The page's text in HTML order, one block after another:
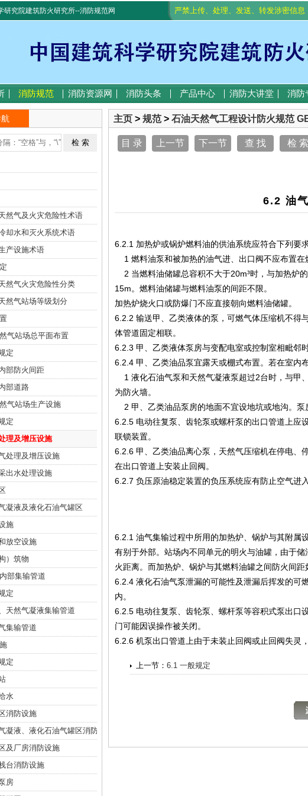
研究院建筑防火研究所--消防规范网 严禁上传、处理、发送、转发涉密信息
消防规范 消防资源网 消防头条 产品中心 消防大讲堂 消防
主页 > 规范 > 石油天然气工程设计防火规范
目 录 上一节 下一节 查 找 检 索
6.2 油
6.2.1 加热炉或锅炉燃料油的供油系统应符合下列要求
1 燃料油泵和被加热的油气进、出口阀不应布置在
2 当燃料油储罐总容积不大于20m³时，与加热炉
15m。燃料油储罐与燃料油泵的间距不限。
加热炉烧火口或防爆门不应直接朝向燃料油储罐。
6.2.2 输送甲、乙类液体的泵，可燃气体压缩机不得
体管道固定相联。
6.2.3 甲、乙类液体泵房与变配电室或控制室相毗邻
6.2.4 甲、乙类油品泵宜露天或棚式布置。若在室内
1 液化石油气泵和天然气凝液泵超过2台时，与甲
为防火墙。
2 甲、乙类油品泵房的地面不宜设地坑或地沟。泵
6.2.5 电动往复泵、齿轮泵或螺杆泵的出口管道上应
联锁装置。
6.2.6 甲、乙类油品离心泵，天然气压缩机在停电、
在出口管道上安装止回阀。
6.2.7 负压原油稳定装置的负压系统应有防止空气进
6.2.1 油气集输过程中所用的加热炉、锅炉与其附属
有别于外部。站场内不同单元的明火与油罐，由于
火距离。而加热炉、锅炉与其燃料油罐之间防火间
6.2.4 液化石油气泵泄漏的可能性及泄漏后挥发的可
内。
6.2.5 电动往复泵、齿轮泵、螺杆泵等容积式泵出口
门可能因误操作被关闭。
6.2.6 机泵出口管道上由于未装止回阀或止回阀失灵
上一节： 6.1 一般规定
然气及火灾危险性术语
却水和灭火系统术语
产设施术语
然气火灾危险性分类
然气站场等级划分
气站场总平面布置
定
部防火间距
部道路
气站场生产设施
定
理及增压设施
处理及增压设施
出水处理设施
凝液及液化石油气罐区
施
放空设施
）筑物
部集输管道
定
天然气凝液集输管道
集输管道
定
水
消防设施
及厂房消防设施
台消防设施
房